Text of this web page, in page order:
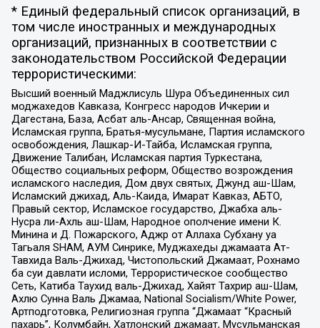
* Единый федеральный список организаций, в
том числе иностранных и международных
организаций, признанных в соответствии с
законодательством Российской Федерации
террористическими:
Высший военный Маджлисуль Шура Объединенных сил
моджахедов Кавказа, Конгресс народов Ичкерии и
Дагестана, База, Асбат аль-Ансар, Священная война,
Исламская группа, Братья-мусульмане, Партия исламского
освобождения, Лашкар-И-Тайба, Исламская группа,
Движение Талибан, Исламская партия Туркестана,
Общество социальных реформ, Общество возрождения
исламского наследия, Дом двух святых, Джунд аш-Шам,
Исламский джихад, Аль-Каида, Имарат Кавказ, АБТО,
Правый сектор, Исламское государство, Джабха аль-
Нусра ли-Ахль аш-Шам, Народное ополчение имени К.
Минина и Д. Пожарского, Аджр от Аллаха Субхану уа
Тагьаля SHAM, АУМ Синрике, Муджахеды джамаата Ат-
Тавхида Валь-Джихад, Чистопольский Джамаат, Рохнамо
ба суи давлати исломи, Террористическое сообщество
Сеть, Катиба Таухид валь-Джихад, Хайят Тахрир аш-Шам,
Ахлю Сунна Валь Джамаа, National Socialism/White Power,
Артподготовка, Религиозная группа “Джамаат “Красный
пахарь”, Колумбайн, Хатлонский джамаат, Мусульманская